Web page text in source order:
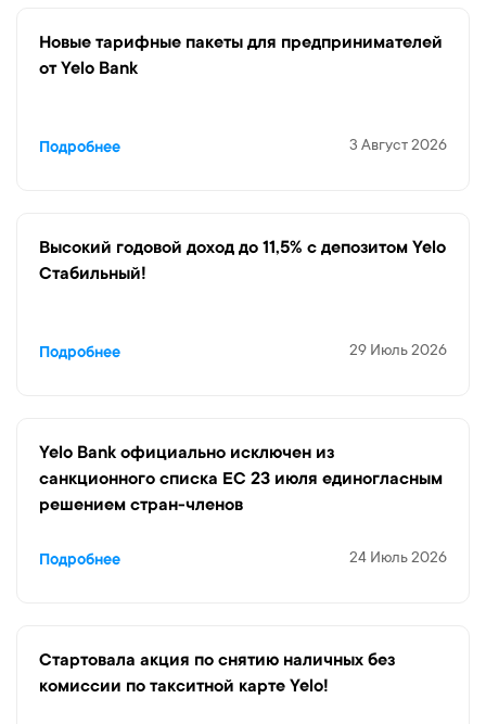
Новые тарифные пакеты для предпринимателей
от Yelo Bank
Подробнее 3 Август 2026
Высокий годовой доход до 11,5% с депозитом Yelo
Стабильный!
Подробнее 29 Июль 2026
Yelo Bank официально исключен из
санкционного списка ЕС 23 июля единогласным
решением стран-членов
Подробнее 24 Июль 2026
Стартовала акция по снятию наличных без
комиссии по такситной карте Yelo!